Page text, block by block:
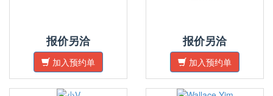
报价另洽
加入预约单
报价另洽
加入预约单